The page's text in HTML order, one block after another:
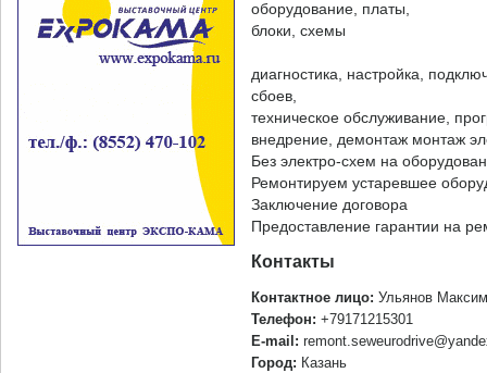
оборудование, платы,
блоки, схемы
диагностика, настройка,
сбоев,
техническое обслуживание,
внедрение, демонтаж монтаж
Без электро-схем на
Ремонтируем устаревшее
Заключение договора
Предоставление гарантии на
Контакты
Контактное лицо: Ульянов
Телефон: +79171215301
E-mail:
Город: Казань